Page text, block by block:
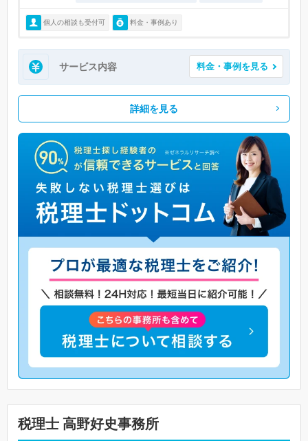
個人の相談も受付可 料金・事例あり
サービス内容 料金・事例を見る
詳細を見る
税理士 高野好史事務所